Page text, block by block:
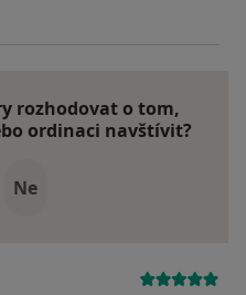
rozhodovat o tom,
ordinaci navštívit?
Ne